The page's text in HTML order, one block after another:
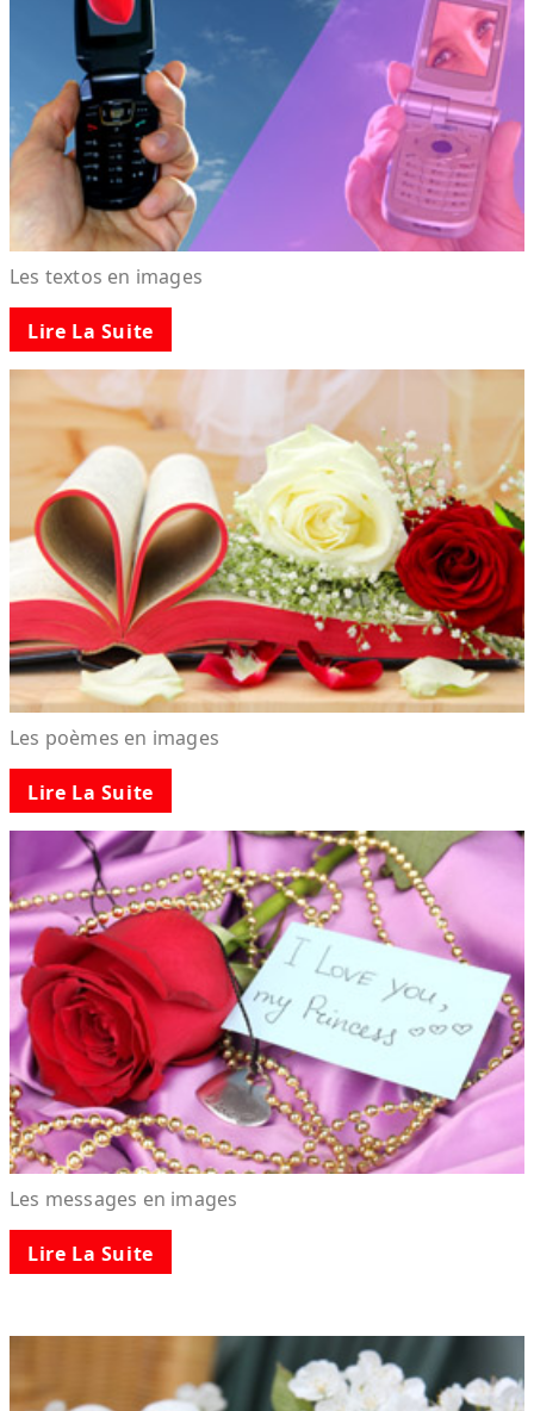
Les textos en images
Lire La Suite
Les poèmes en images
Lire La Suite
Les messages en images
Lire La Suite